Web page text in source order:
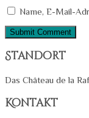
Name, E-Mail-
Standort
Das Château de la
Kontakt